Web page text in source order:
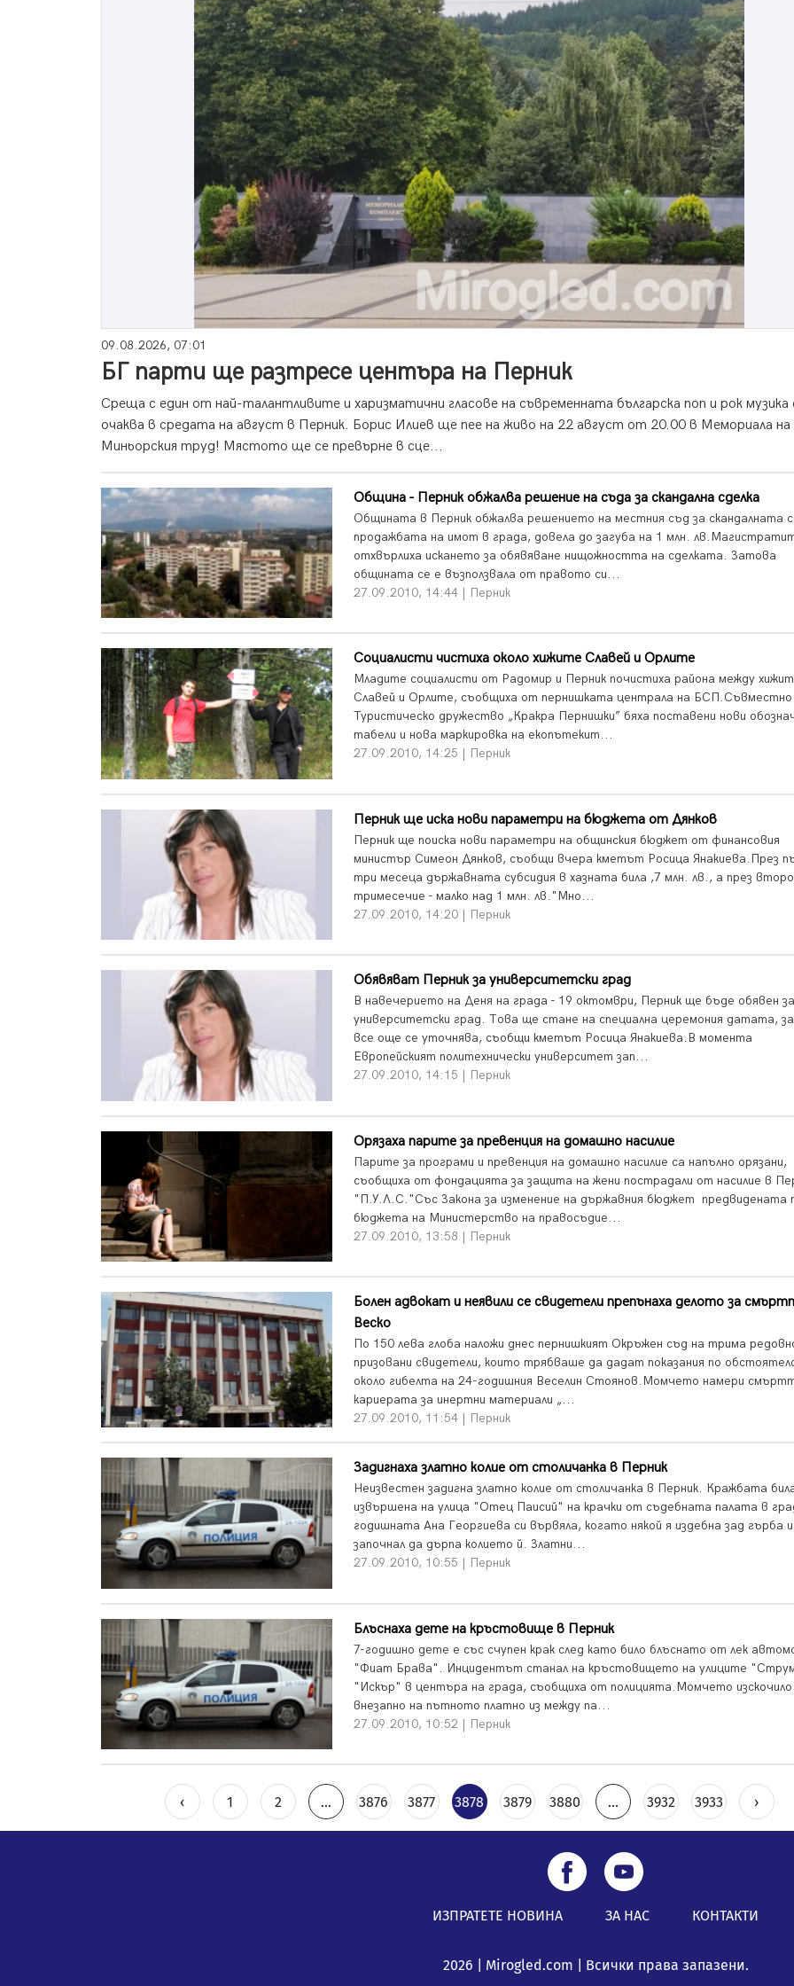
09.08.2026, 07:01
БГ парти ще разтресе центъра на Перник
Среща с един от най-талантливите и харизматични гласове на съвременната българска поп и рок музика
очаква в средата на август в Перник. Борис Илиев ще пее на живо на 22 август от 20.00 в Мемориала на
Миньорския труд! Мястото ще се превърне в сце...
Община - Перник обжалва решение на съда за скандална сделка
Общината в Перник обжалва решението на местния съд за скандалната
продажбата на имот в града, довела до загуба на 1 млн.
отхвърлиха искането за обявяване нищожността на сделката. Затова
общината се е възползвала от правото си...
27.09.2010, 14:44 | Перник
Социалисти чистиха около хижите Славей и Орлите
Младите социалисти от Радомир и Перник почистиха района между
Славей и Орлите, съобщиха от пернишката централа на БСП.Съвместно
Туристическо дружество „Кракра Пернишки” бяха поставени нови
табели и нова маркировка на екопътекит...
27.09.2010, 14:25 | Перник
Перник ще иска нови параметри на бюджета от Дянков
Перник ще поиска нови параметри на общинския бюджет от финансовия
министър Симеон Дянков, съобщи вчера кметът Росица Янакиева.През
три месеца държавната субсидия в хазната била ,7 млн. лв., а през
тримесечие - малко над 1 млн. лв."Мно...
27.09.2010, 14:20 | Перник
Обявяват Перник за университетски град
В навечерието на Деня на града - 19 октомври, Перник ще бъде обявен за
университетски град. Това ще стане на специална церемония датата,
все още се уточнява, съобщи кметът Росица Янакиева.В момента
Европейският политехнически университет зап...
27.09.2010, 14:15 | Перник
Орязаха парите за превенция на домашно насилие
Парите за програми и превенция на домашно насилие са напълно орязани,
съобщиха от фондацията за защита на жени пострадали от насилие в
"П.У.Л.С."Със Закона за изменение на държавния бюджет предвидената
бюджета на Министерство на правосъдие...
27.09.2010, 13:58 | Перник
Болен адвокат и неявили се свидетели препънаха делото за
Веско
По 150 лева глоба наложи днес пернишкият Окръжен съд на трима
призовани свидетели, които трябваше да дадат показания по
около гибелта на 24-годишния Веселин Стоянов.Момчето намери
кариерата за инертни материали „...
27.09.2010, 11:54 | Перник
Задигнаха златно колие от столичанка в Перник
Неизвестен задигна златно колие от столичанка в Перник. Кражбата
извършена на улица "Отец Паисий" на крачки от съдебната палата в
годишната Ана Георгиева си вървяла, когато някой я издебна зад гърба и
започнал да дърпа колието й. Златни...
27.09.2010, 10:55 | Перник
Блъснаха дете на кръстовище в Перник
7-годишно дете е със счупен крак след като било блъснато от лек
"Фиат Брава". Инцидентът станал на кръстовището на улиците
"Искър" в центъра на града, съобщиха от полицията.Момчето изскочило
внезапно на пътното платно из между па...
27.09.2010, 10:52 | Перник
‹ 1 2 ... 3876 3877 3878 3879 3880 ... 3932 3933 ›
ИЗПРАТЕТЕ НОВИНА ЗА НАС КОНТАКТИ
2026 | Mirogled.com | Всички права запазени.